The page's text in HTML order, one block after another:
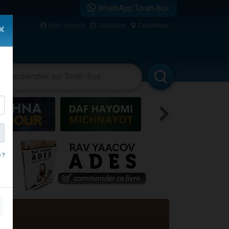
WhatsApp Torah-Box
Mon compte Calendrier Columbus
?